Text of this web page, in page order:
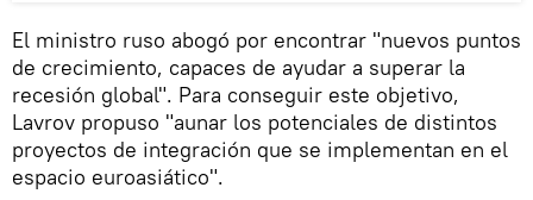
El ministro ruso abogó por encontrar "nuevos puntos
de crecimiento, capaces de ayudar a superar la
recesión global". Para conseguir este objetivo,
Lavrov propuso "aunar los potenciales de distintos
proyectos de integración que se implementan en el
espacio euroasiático".